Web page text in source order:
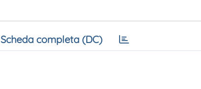
Scheda completa (DC)